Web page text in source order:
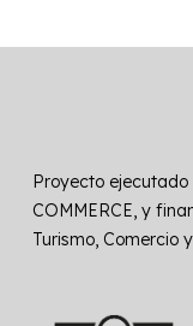
Proyecto
COMMERCE, y
Turismo, Comercio